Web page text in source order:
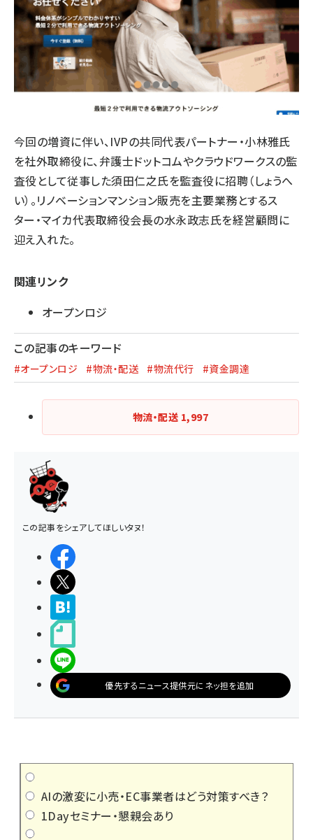
今回の増資に伴い、IVPの共同代表パートナー・小林雅氏
を社外取締役に、弁護士ドットコムやクラウドワークスの監
査役として従事した須田仁之氏を監査役に招聘（しょうへ
い）。リノベーションマンション販売を主要業務とするス
ター・マイカ代表取締役会長の水永政志氏を経営顧問に
迎え入れた。
関連リンク
オープンロジ
この記事のキーワード
#オープンロジ #物流・配送 #物流代行 #資金調達
物流・配送 1,997
この記事をシェアしてほしいタヌ！
優先するニュース提供元にネッ担を追加
AIの激変に小売・EC事業者はどう対策すべき？
1Dayセミナー・懇親会あり